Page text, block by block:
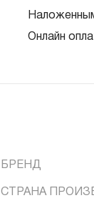
Онлайн
БРЕНД
СТРАНА